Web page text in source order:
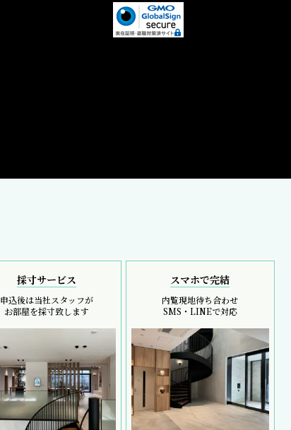
採寸サービス
申込後は当社スタッフが
お部屋を採寸致します
スマホで完結
内覧現地待ち合わせ
SMS・LINEで対応